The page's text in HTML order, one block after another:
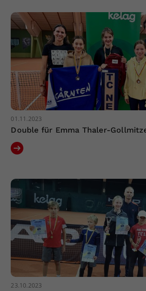
01.11.2023
Double für Emma Thaler-
23.10.2023